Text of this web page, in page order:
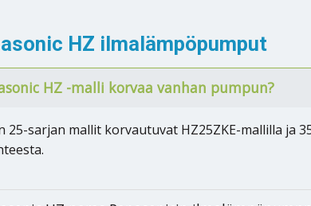
HZ ilmalämpöpumput
HZ -malli korvaa vanhan pumpun?
25-sarjan mallit korvautuvat HZ25ZKE-mallilla ja